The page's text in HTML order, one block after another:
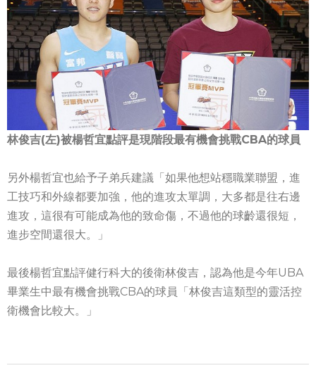
林俊吉(左)被楊哲宜點評是現階段最有機會挑戰CBA的球員
另外楊哲宜也給予子弟兵建議「如果他想站穩職業聯盟，進
工技巧和外線都要加強，他的進攻太單調，大多都是往右邊
進攻，這很有可能成為他的致命傷，不過他的球齡還很短，
進步空間還很大。」
最後楊哲宜點評健行科大的後衛林俊吉，認為他是今年UBA
畢業生中最有機會挑戰CBA的球員「林俊吉這類型的靈活控
衛機會比較大。」